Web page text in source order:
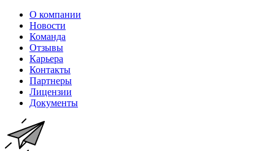
О компании
Новости
Команда
Отзывы
Карьера
Контакты
Партнеры
Лицензии
Документы